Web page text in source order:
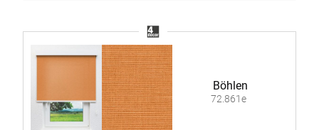
Böhlen
72.861e